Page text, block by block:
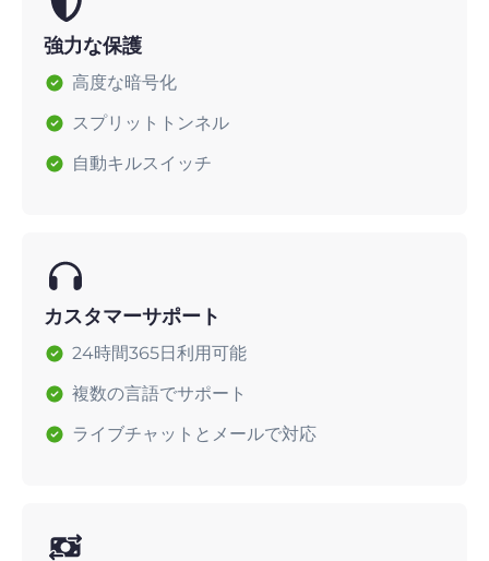
強力な保護
高度な暗号化
スプリットトンネル
自動キルスイッチ
カスタマーサポート
24時間365日利用可能
複数の言語でサポート
ライブチャットとメールで対応